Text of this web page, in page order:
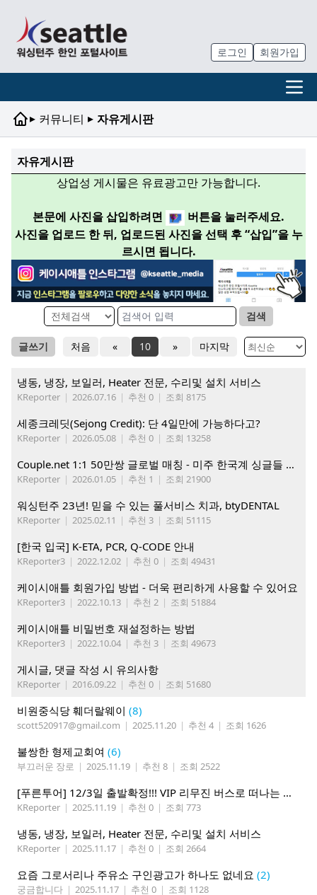
로그인 회원가입
▸ 커뮤니티 ▸ 자유게시판
자유게시판
상업성 게시물은 유료광고만 가능합니다.
본문에 사진을 삽입하려면
버튼을 눌러주세요.
사진을 업로드 한 뒤, 업로드된 사진을 선택 후 “삽입”을 누
르시면 됩니다.
검색
글쓰기 처음 « 10 » 마지막
냉동, 냉장, 보일러, Heater 전문, 수리및 설치 서비스
KReporter | 2026.07.16 | 추천 0 | 조회 8175
세종크레딧(Sejong Credit): 단 4일만에 가능하다고?
KReporter | 2026.05.08 | 추천 0 | 조회 13258
Couple.net 1:1 50만쌍 글로벌 매칭 - 미주 한국계 싱글들 모이세요
KReporter | 2026.01.05 | 추천 1 | 조회 21900
워싱턴주 23년! 믿을 수 있는 풀서비스 치과, btyDENTAL
KReporter | 2025.02.11 | 추천 3 | 조회 51115
[한국 입국] K-ETA, PCR, Q-CODE 안내
KReporter3 | 2022.12.02 | 추천 0 | 조회 49431
케이시애틀 회원가입 방법 - 더욱 편리하게 사용할 수 있어요
KReporter3 | 2022.10.13 | 추천 2 | 조회 51884
케이시애틀 비밀번호 재설정하는 방법
KReporter3 | 2022.10.04 | 추천 3 | 조회 49673
게시글, 댓글 작성 시 유의사항
KReporter | 2016.09.22 | 추천 0 | 조회 51680
비원중식당 훼더랄웨이 (8)
scott520917@gmail.com | 2025.11.20 | 추천 4 | 조회 1626
불쌍한 형제교회여 (6)
부끄러운 장로 | 2025.11.19 | 추천 8 | 조회 2522
[푸른투어] 12/3일 출발확정!!! VIP 리무진 버스로 떠나는 애틀란타에서 마이애미 5박6일
KReporter | 2025.11.19 | 추천 0 | 조회 773
냉동, 냉장, 보일러, Heater 전문, 수리및 설치 서비스
KReporter | 2025.11.17 | 추천 0 | 조회 2664
요즘 그로서리나 주유소 구인광고가 하나도 없네요 (2)
궁금합니다 | 2025.11.17 | 추천 0 | 조회 1128